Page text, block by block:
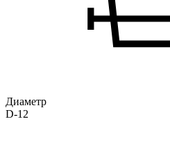
Диаметр
D-12